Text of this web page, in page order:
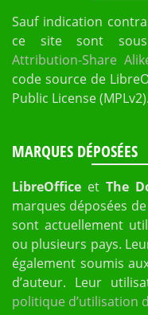
Sauf indication
ce site sont
Attribution-Share
code source de
Public License (MPLv2).
MARQUES DÉPOSÉES
LibreOffice et The
marques déposées
sont actuellement
ou plusieurs pays.
également soumis
d’auteur. Leur
politique d’utilisation